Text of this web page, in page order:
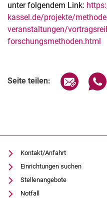
unter folgendem Link:
kassel.de/projekte/
veranstaltungen/
forschungsmethoden.html
Seite teilen: Seite
Kontakt/Anfahrt
Einrichtungen suchen
Stellenangebote
Notfall